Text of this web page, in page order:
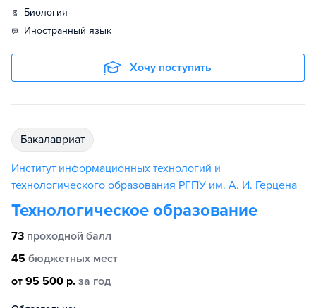
биология
иностранный язык
Хочу поступить
бакалавриат
Институт информационных технологий и
технологического образования РГПУ им. А. И. Герцена
Технологическое образование
73 проходной балл
45 бюджетных мест
от 95 500 р. за год